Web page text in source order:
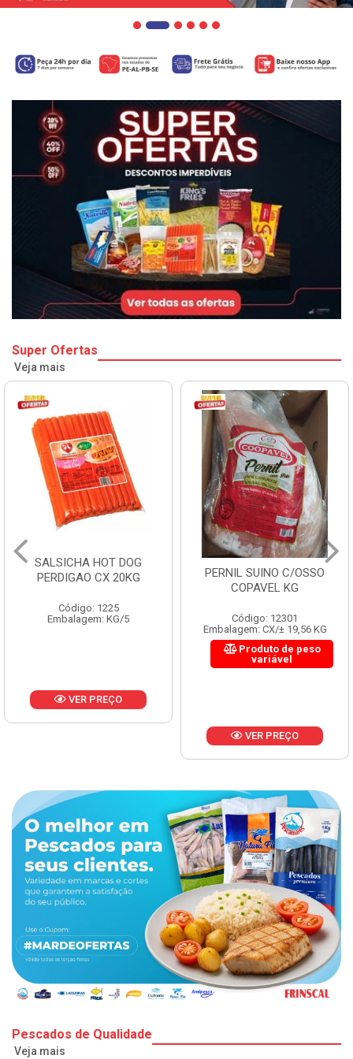
Super Ofertas
Veja mais
SALSICHA HOT DOG
PERDIGAO CX 20KG
Código: 1225
Embalagem: KG/5
VER PREÇO
PERNIL SUINO C/OSSO
COPAVEL KG
Código: 12301
Embalagem: CX/± 19,56 KG
Produto de peso
variável
VER PREÇO
Pescados de Qualidade
Veja mais